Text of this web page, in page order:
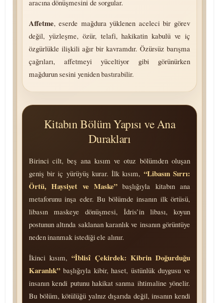
aracına dönüşmesini de sorgular.
Affetme, eserde mağdura yüklenen aceleci bir görev
değil, yüzleşme, özür, telafi, hakikatin kabulü ve iç
özgürlükle ilişkili ağır bir kavramdır. Özürsüz barışma
çağrıları, affetmeyi yüceltiyor gibi görünürken
mağdurun sesini yeniden bastırabilir.
Kitabın Bölüm Yapısı ve Ana
Durakları
Birinci cilt, beş ana kısım ve otuz bölümden oluşan
geniş bir iç yürüyüş kurar. İlk kısım, “Libasın Sırrı:
Örtü, Haysiyet ve Maske” başlığıyla kitabın ana
metaforunu inşa eder. Bu bölümde insanın ilk örtüsü,
libasın maskeye dönüşmesi, İdris’in libası, koyun
postunun altında saklanan karanlık ve insanın görüntüye
neden inanmak istediği ele alınır.
İkinci kısım,“İblisî Çekirdek: Kibrin Doğurduğu
Karanlık” başlığıyla kibir, haset, üstünlük duygusu ve
insanın kendi putunu hakikat sanma ihtimaline yönelir.
Bu bölüm, kötülüğü yalnız dışarıda değil, insanın kendi